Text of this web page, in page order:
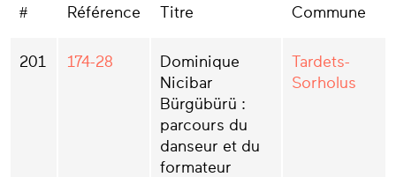
# Référence Titre Commune
201 174-28
Dominique
Nicibar
Bürgübürü :
parcours du
danseur et du
formateur
Tardets-
Sorholus